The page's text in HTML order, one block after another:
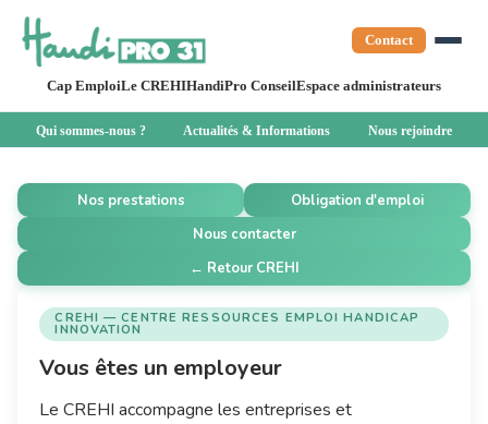
Cap EmploiLe CREHIHandiPro ConseilEspace administrateurs
Contact
Qui sommes-nous ? Actualités & Informations Nous rejoindre
Nos prestations
Obligation d'emploi
Nous contacter
← Retour CREHI
CREHI — CENTRE RESSOURCES EMPLOI HANDICAP
INNOVATION
Vous êtes un employeur
Le CREHI accompagne les entreprises et